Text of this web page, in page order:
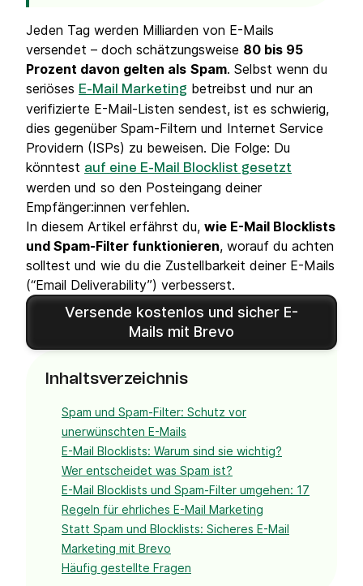
Jeden Tag werden Milliarden von E-Mails
versendet – doch schätzungsweise 80 bis 95
Prozent davon gelten als Spam. Selbst wenn du
seriöses E-Mail Marketing betreibst und nur an
verifizierte E-Mail-Listen sendest, ist es schwierig,
dies gegenüber Spam-Filtern und Internet Service
Providern (ISPs) zu beweisen. Die Folge: Du
könntest auf eine E-Mail Blocklist gesetzt
werden und so den Posteingang deiner
Empfänger:innen verfehlen.
In diesem Artikel erfährst du, wie E-Mail Blocklists
und Spam-Filter funktionieren, worauf du achten
solltest und wie du die Zustellbarkeit deiner E-Mails
(“Email Deliverability”) verbesserst.
Versende kostenlos und sicher E-
Mails mit Brevo
Inhaltsverzeichnis
Spam und Spam-Filter: Schutz vor
unerwünschten E-Mails
E-Mail Blocklists: Warum sind sie wichtig?
Wer entscheidet was Spam ist?
E-Mail Blocklists und Spam-Filter umgehen: 17
Regeln für ehrliches E-Mail Marketing
Statt Spam und Blocklists: Sicheres E-Mail
Marketing mit Brevo
Häufig gestellte Fragen